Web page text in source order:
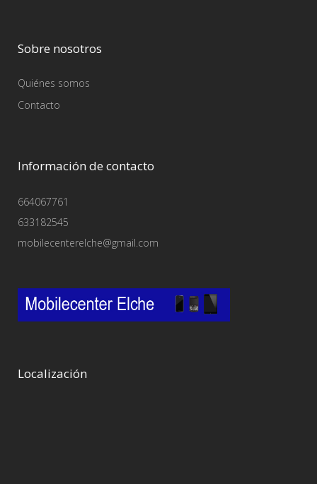
Sobre nosotros
Quiénes somos
Contacto
Información de contacto
664067761
633182545
mobilecenterelche@gmail.com
Localización